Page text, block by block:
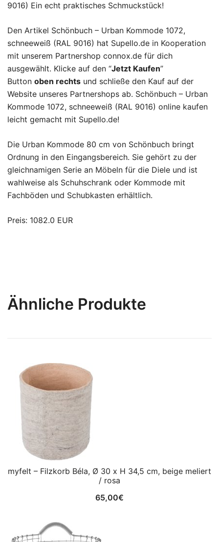
9016) Ein echt praktisches Schmuckstück!
Den Artikel Schönbuch – Urban Kommode 1072,
schneeweiß (RAL 9016) hat Supello.de in Kooperation
mit unserem Partnershop connox.de für dich
ausgewählt. Klicke auf den “Jetzt Kaufen”
Button oben rechts und schließe den Kauf auf der
Website unseres Partnershops ab. Schönbuch – Urban
Kommode 1072, schneeweiß (RAL 9016) online kaufen
leicht gemacht mit Supello.de!
Die Urban Kommode 80 cm von Schönbuch bringt
Ordnung in den Eingangsbereich. Sie gehört zu der
gleichnamigen Serie an Möbeln für die Diele und ist
wahlweise als Schuhschrank oder Kommode mit
Fachböden und Schubkasten erhältlich.
Preis: 1082.0 EUR
Ähnliche Produkte
myfelt – Filzkorb Béla, Ø 30 x H 34,5 cm, beige meliert
/ rosa
65,00€